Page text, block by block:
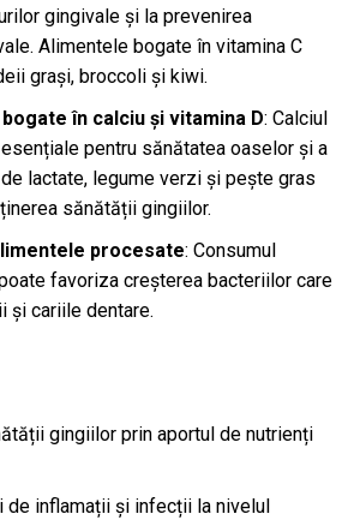
gingivale și la prevenirea
Alimentele bogate în vitamina C
grași, broccoli și kiwi.
în calciu și vitamina D: Calciul
pentru sănătatea oaselor și a
lactate, legume verzi și pește gras
sănătății gingiilor.
procesate: Consumul
favoriza creșterea bacteriilor care
și cariile dentare.
gingiilor prin aportul de nutrienți
de inflamații și infecții la nivelul